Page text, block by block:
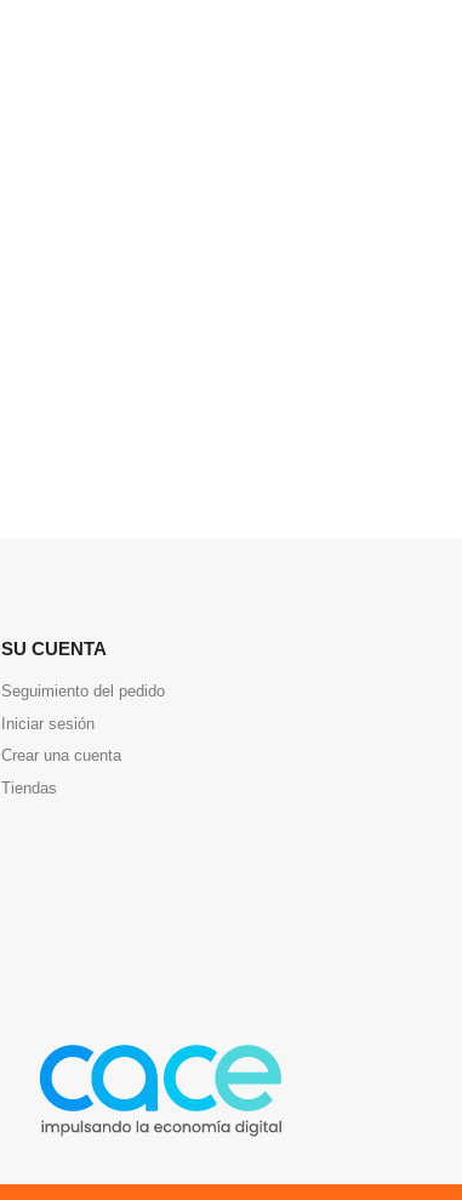
SU CUENTA
Seguimiento del pedido
Iniciar sesión
Crear una cuenta
Tiendas